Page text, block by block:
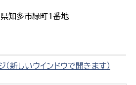
多市緑町1番地
（新しいウインドウで開きます）